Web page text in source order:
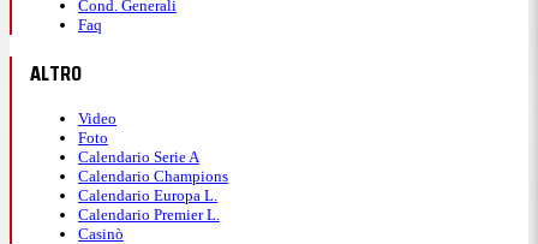
Cond. Generali
Faq
ALTRO
Video
Foto
Calendario Serie A
Calendario Champions
Calendario Europa L.
Calendario Premier L.
Casinò